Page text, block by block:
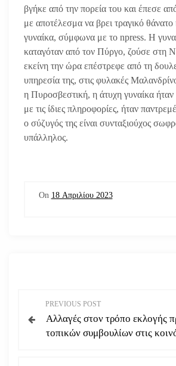
βγήκε από την πορεία του και έπεσε
με αποτέλεσμα να βρει τραγικό
γυναίκα, σύμφωνα με το npress. Η
καταγόταν από τον Πύργο, ζούσε στη
εκείνη την ώρα επέστρεφε από τη
υπηρεσία της, στις φυλακές
η Πυροσβεστική, η άτυχη γυναίκα
με τις ίδιες πληροφορίες, ήταν
ο σύζυγός της είναι συνταξιούχος
υπάλληλος.
On 18 Απριλίου 2023
λ
PREVIOUS POST
Αλλαγές στον τρόπο εκλογής
τοπικών συμβουλίων στις